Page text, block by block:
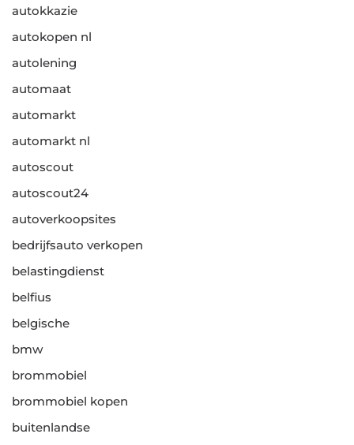
autokkazie
autokopen nl
autolening
automaat
automarkt
automarkt nl
autoscout
autoscout24
autoverkoopsites
bedrijfsauto verkopen
belastingdienst
belfius
belgische
bmw
brommobiel
brommobiel kopen
buitenlandse